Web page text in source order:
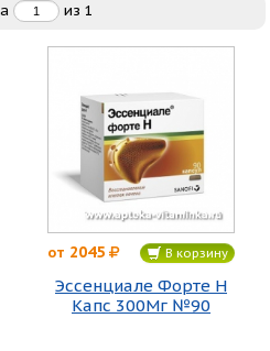
из 1
от 2045 В корзину
Эссенциале Форте Н
Капс 300Мг №90